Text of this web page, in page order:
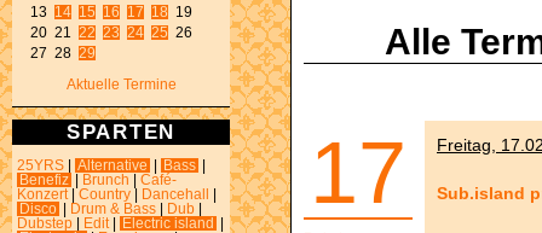
13 14 15 16 17 18 19
20 21 22 23 24 25 26
27 28 29
Aktuelle Termine
SPARTEN
25YRS Alternative Bass
Benefiz
Brunch
Café-
Konzert
Country Dancehall
Disco
Drum & Bass Dub
Dubstep
Edit Electric island
Alle
17 Freitag,
Sub.island